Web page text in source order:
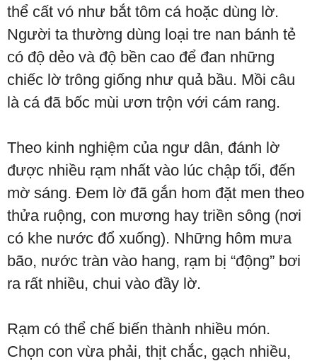
thể cất vó như bắt tôm cá hoặc dùng lờ.
Người ta thường dùng loại tre nan bánh tẻ
có độ dẻo và độ bền cao để đan những
chiếc lờ trông giống như quả bầu. Mồi câu
là cá đã bốc mùi ươn trộn với cám rang.
Theo kinh nghiệm của ngư dân, đánh lờ
được nhiều rạm nhất vào lúc chập tối, đến
mờ sáng. Đem lờ đã gắn hom đặt men theo
thửa ruộng, con mương hay triền sông (nơi
có khe nước đổ xuống). Những hôm mưa
bão, nước tràn vào hang, rạm bị “động” bơi
ra rất nhiều, chui vào đầy lờ.
Rạm có thể chế biến thành nhiều món.
Chọn con vừa phải, thịt chắc, gạch nhiều,